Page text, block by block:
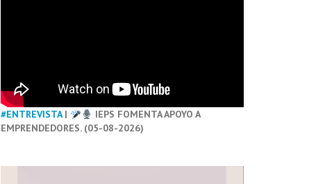
#ENTREVISTA|
IEPS FOMENTA APOYO A
EMPRENDEDORES. (05-08-2026)